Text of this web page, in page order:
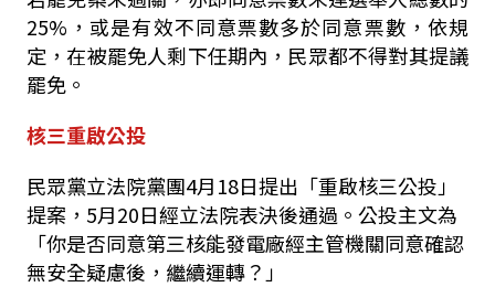
25%，或是有效不同意票數多於同意票數，依規
定，在被罷免人剩下任期內，民眾都不得對其提議
罷免。
核三重啟公投
民眾黨立法院黨團4月18日提出「重啟核三公投」
提案， 5月20日經立法院表決後通過。公投主文為
「你是否同意第三核能發電廠經主管機關同意確認
無安全疑慮後，繼續運轉？」